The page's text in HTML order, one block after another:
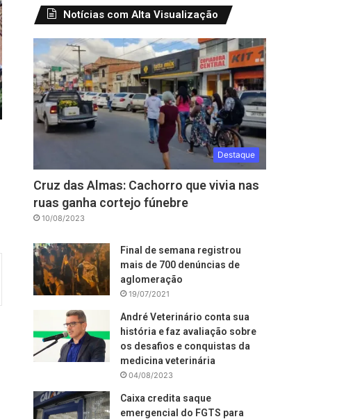
Notícias com Alta Visualização
Destaque
Cruz das Almas: Cachorro que vivia nas
ruas ganha cortejo fúnebre
10/08/2023
Final de semana registrou
mais de 700 denúncias de
aglomeração
19/07/2021
André Veterinário conta sua
história e faz avaliação sobre
os desafios e conquistas da
medicina veterinária
04/08/2023
Caixa credita saque
emergencial do FGTS para